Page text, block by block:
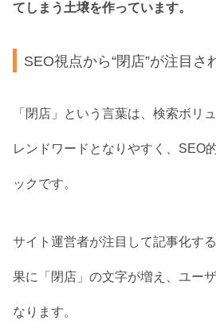
てしまう土壌を作っています。
SEO視点から“閉店”が注目さ
「閉店」という言葉は、検索ボリ
レンドワードとなりやすく、SEO
ックです。
サイト運営者が注目して記事化す
果に「閉店」の文字が増え、ユー
なります。